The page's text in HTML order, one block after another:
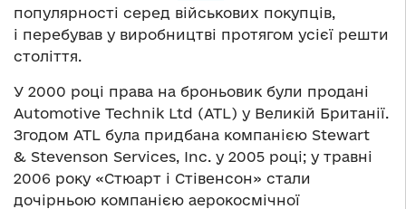
популярності серед військових покупців,
і перебував у виробництві протягом усієї решти
століття.
У 2000 році права на броньовик були продані
Automotive Technik Ltd (ATL) у Великій Британії.
Згодом ATL була придбана компанією Stewart
& Stevenson Services, Inc. у 2005 році; у травні
2006 року «Стюарт і Стівенсон» стали
дочірньою компанією аерокосмічної